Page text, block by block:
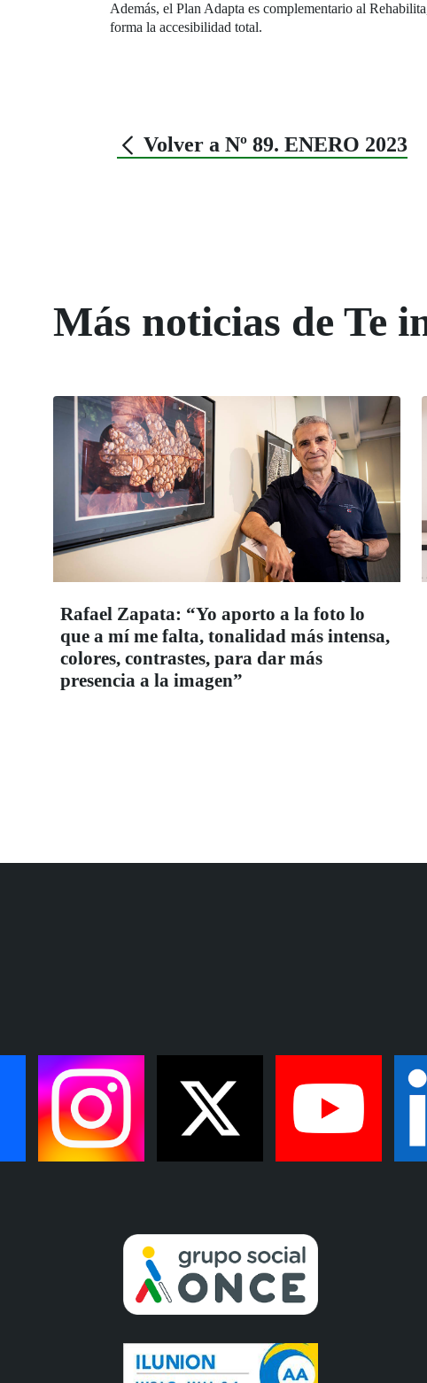
Además, el Plan Adapta es complementario al
forma la accesibilidad total.
Volver a Nº 89. ENERO 2023
Más noticias de Te
Rafael Zapata: “Yo aporto a la foto lo
que a mí me falta, tonalidad más intensa,
colores, contrastes, para dar más
presencia a la imagen”